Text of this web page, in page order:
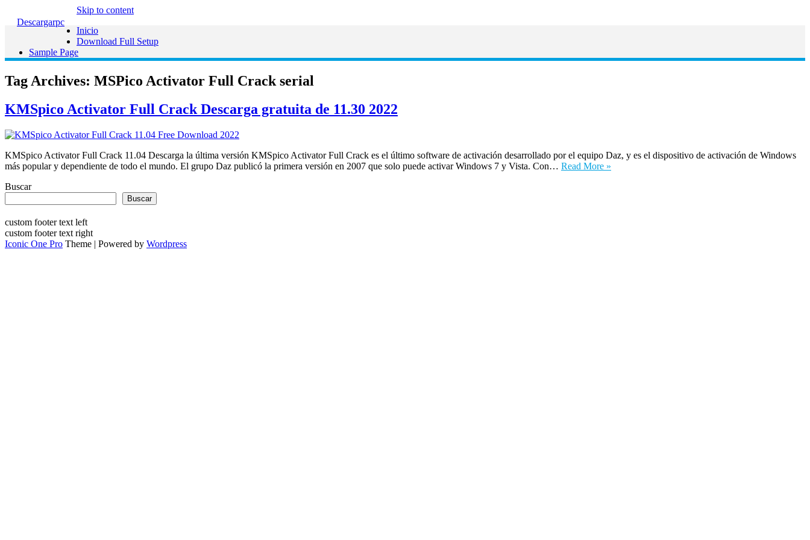
Descargarpc
Skip to content
Inicio
Download Full Setup
Sample Page
Tag Archives: MSPico Activator Full Crack serial
KMSpico Activator Full Crack Descarga gratuita de 11.30 2022
KMSpico Activator Full Crack 11.04 Descarga la última versión KMSpico Activator Full Crack es el último software de activación desarrollado por el equipo Daz, y es el dispositivo de activación de Windows
más popular y dependiente de todo el mundo. El grupo Daz publicó la primera versión en 2007 que solo puede activar Windows 7 y Vista. Con… Read More »
Buscar
Buscar
custom footer text left
custom footer text right
Iconic One Pro Theme | Powered by Wordpress